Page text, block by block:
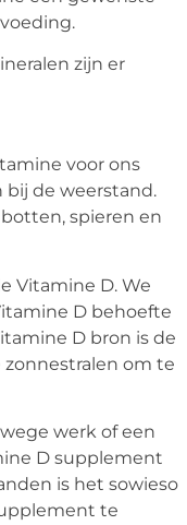
zijn er
voor ons
bij de weerstand.
spieren en
Vitamine D. We
D behoefte
D bron is de
zonnestralen om te
werk of een
D supplement
is het sowieso
te